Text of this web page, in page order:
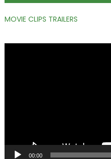
MOVIE CLIPS TRAILERS
00:00